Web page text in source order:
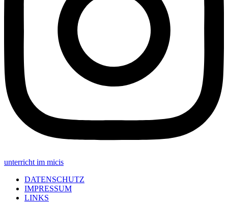
unterricht im micis
DATENSCHUTZ
IMPRESSUM
LINKS